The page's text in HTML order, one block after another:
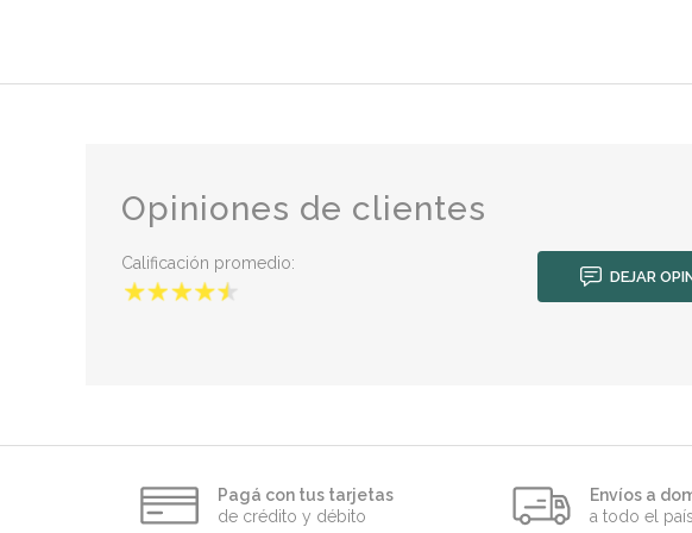
Opiniones de clientes
Calificación promedio:
DEJAR
Pagá con tus tarjetas
de crédito y débito
Envíos a
a todo el país